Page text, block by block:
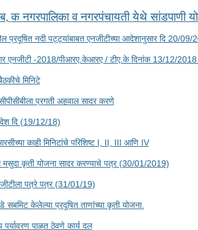
ब,क नगरपालिका व नगरपंचायती येथे सांडपाणी
प्रदूषित नदी पट्ट्यांबाबत एनजीटीच्या आदेशानुसार दि 20/09/
एनजीटी -2018/पीआरए.केआरए / टीए.के दिनांक 13/12/2018
मिनिटे
प्रगती अहवाल सादर करणे
दि (19/12/18)
काही मिनिटांचे परिशिष्ट I, II, III आणि IV
मसुदा कृती योजना सादर करण्याचे पत्र (30/01/2019)
पत्रे पत्र (31/01/19)
सबमिट केलेल्या प्रदूषित ताणांच्या कृती योजना.
पर्यावरण पाळत ठेवणे कार्य दल